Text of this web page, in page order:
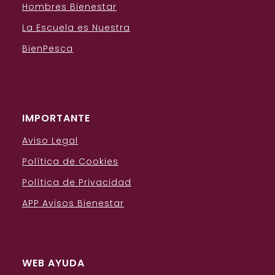
Hombres Bienestar
La Escuela es Nuestra
BienPesca
IMPORTANTE
Aviso Legal
Política de Cookies
Política de Privacidad
APP Avisos Bienestar
WEB AYUDA